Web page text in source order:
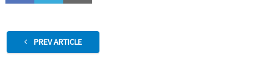
PREV ARTICLE